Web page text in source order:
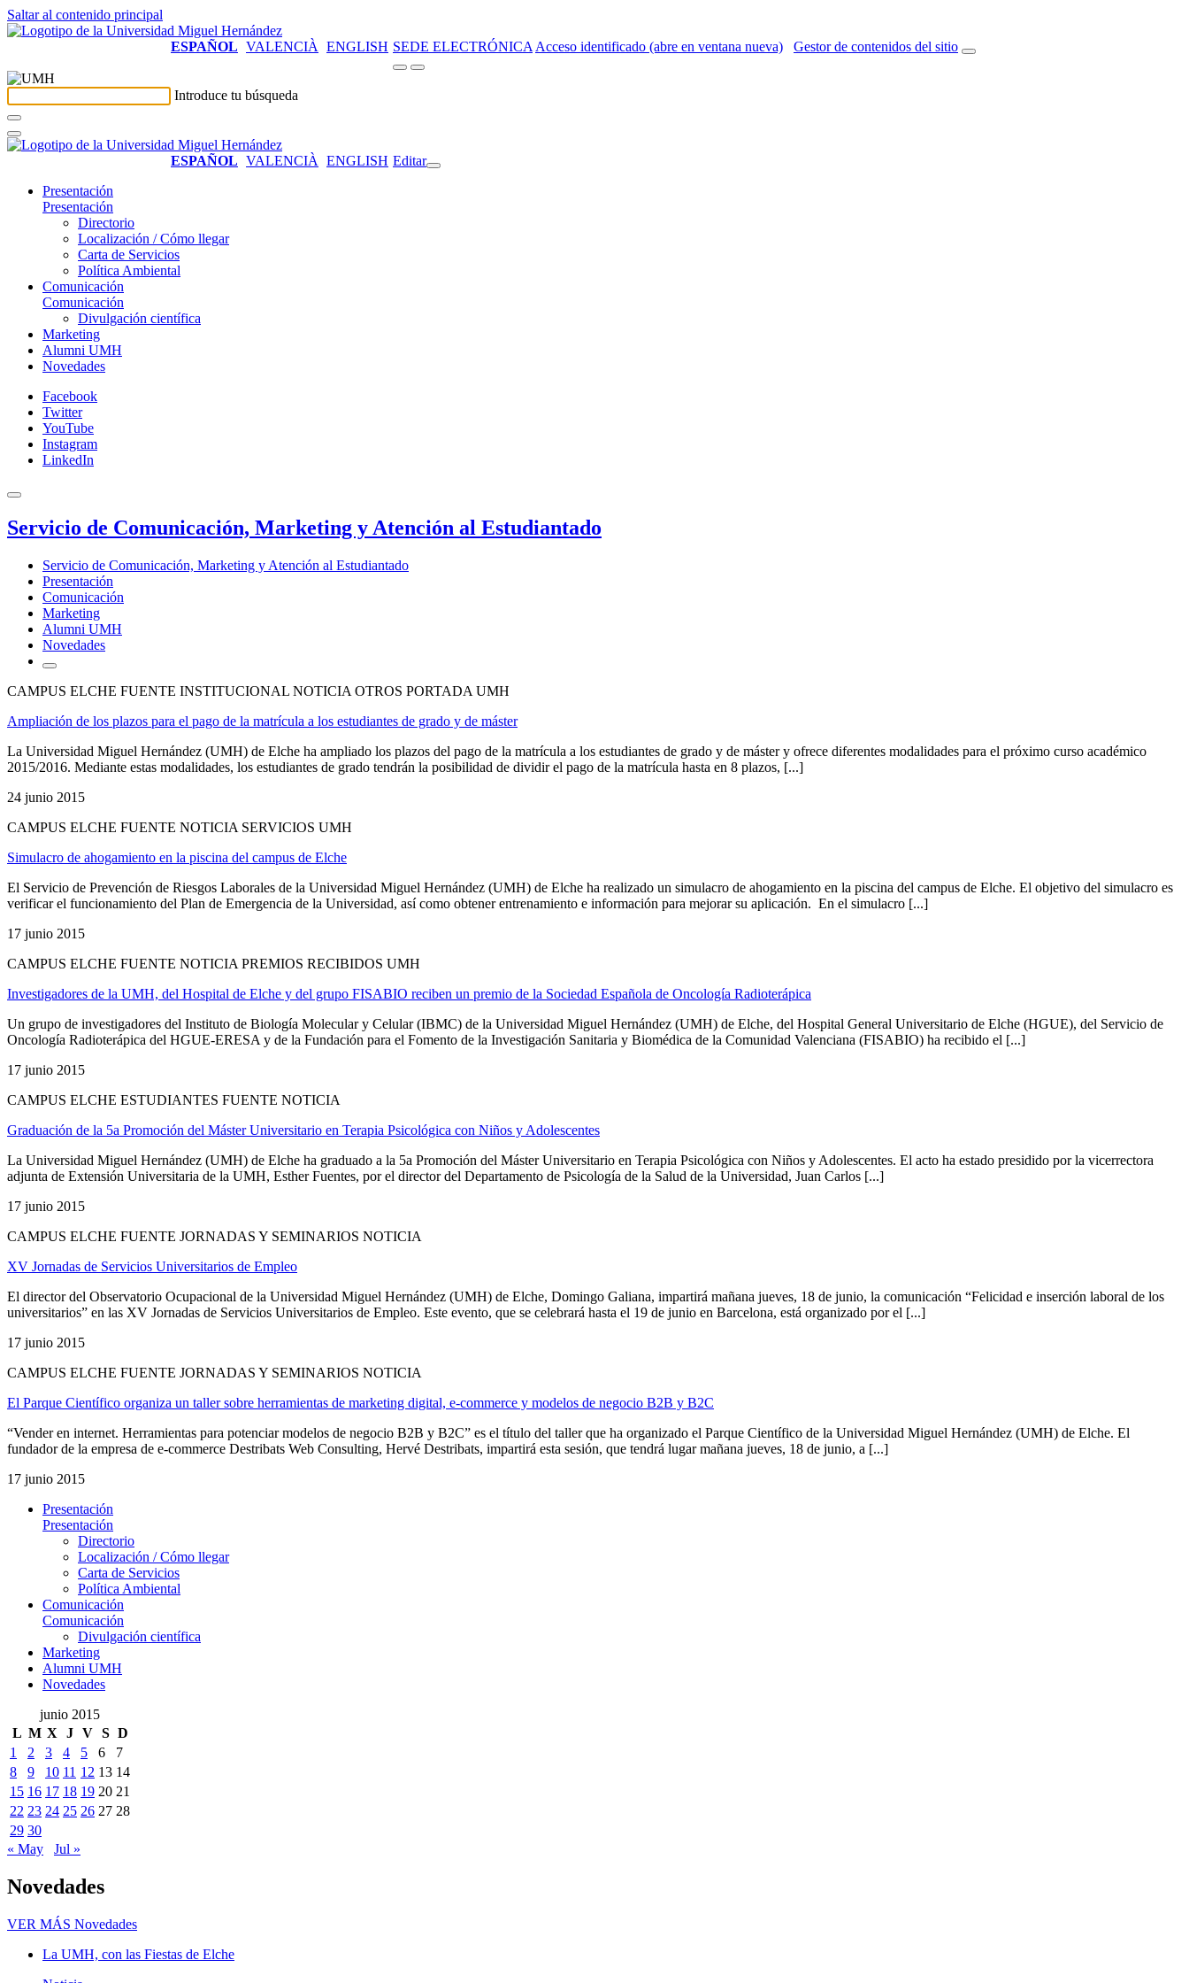
Saltar al contenido principal
ESPAÑOL VALENCIÀ ENGLISH SEDE ELECTRÓNICA Acceso identificado (abre en ventana nueva) Gestor de contenidos del sitio
Introduce tu búsqueda
ESPAÑOL VALENCIÀ ENGLISH Editar
Presentación
Presentación
Directorio
Localización / Cómo llegar
Carta de Servicios
Política Ambiental
Comunicación
Comunicación
Divulgación científica
Marketing
Alumni UMH
Novedades
Facebook
Twitter
YouTube
Instagram
LinkedIn
Servicio de Comunicación, Marketing y Atención al Estudiantado
Servicio de Comunicación, Marketing y Atención al Estudiantado
Presentación
Comunicación
Marketing
Alumni UMH
Novedades
CAMPUS ELCHE FUENTE INSTITUCIONAL NOTICIA OTROS PORTADA UMH
Ampliación de los plazos para el pago de la matrícula a los estudiantes de grado y de máster
La Universidad Miguel Hernández (UMH) de Elche ha ampliado los plazos del pago de la matrícula a los estudiantes de grado y de máster y ofrece diferentes modalidades para el próximo curso académico
2015/2016. Mediante estas modalidades, los estudiantes de grado tendrán la posibilidad de dividir el pago de la matrícula hasta en 8 plazos, [...]
24 junio 2015
CAMPUS ELCHE FUENTE NOTICIA SERVICIOS UMH
Simulacro de ahogamiento en la piscina del campus de Elche
El Servicio de Prevención de Riesgos Laborales de la Universidad Miguel Hernández (UMH) de Elche ha realizado un simulacro de ahogamiento en la piscina del campus de Elche. El objetivo del simulacro es
verificar el funcionamiento del Plan de Emergencia de la Universidad, así como obtener entrenamiento e información para mejorar su aplicación. En el simulacro [...]
17 junio 2015
CAMPUS ELCHE FUENTE NOTICIA PREMIOS RECIBIDOS UMH
Investigadores de la UMH, del Hospital de Elche y del grupo FISABIO reciben un premio de la Sociedad Española de Oncología Radioterápica
Un grupo de investigadores del Instituto de Biología Molecular y Celular (IBMC) de la Universidad Miguel Hernández (UMH) de Elche, del Hospital General Universitario de Elche (HGUE), del Servicio de
Oncología Radioterápica del HGUE-ERESA y de la Fundación para el Fomento de la Investigación Sanitaria y Biomédica de la Comunidad Valenciana (FISABIO) ha recibido el [...]
17 junio 2015
CAMPUS ELCHE ESTUDIANTES FUENTE NOTICIA
Graduación de la 5a Promoción del Máster Universitario en Terapia Psicológica con Niños y Adolescentes
La Universidad Miguel Hernández (UMH) de Elche ha graduado a la 5a Promoción del Máster Universitario en Terapia Psicológica con Niños y Adolescentes. El acto ha estado presidido por la vicerrectora
adjunta de Extensión Universitaria de la UMH, Esther Fuentes, por el director del Departamento de Psicología de la Salud de la Universidad, Juan Carlos [...]
17 junio 2015
CAMPUS ELCHE FUENTE JORNADAS Y SEMINARIOS NOTICIA
XV Jornadas de Servicios Universitarios de Empleo
El director del Observatorio Ocupacional de la Universidad Miguel Hernández (UMH) de Elche, Domingo Galiana, impartirá mañana jueves, 18 de junio, la comunicación “Felicidad e inserción laboral de los
universitarios” en las XV Jornadas de Servicios Universitarios de Empleo. Este evento, que se celebrará hasta el 19 de junio en Barcelona, está organizado por el [...]
17 junio 2015
CAMPUS ELCHE FUENTE JORNADAS Y SEMINARIOS NOTICIA
El Parque Científico organiza un taller sobre herramientas de marketing digital, e-commerce y modelos de negocio B2B y B2C
“Vender en internet. Herramientas para potenciar modelos de negocio B2B y B2C” es el título del taller que ha organizado el Parque Científico de la Universidad Miguel Hernández (UMH) de Elche. El
fundador de la empresa de e-commerce Destribats Web Consulting, Hervé Destribats, impartirá esta sesión, que tendrá lugar mañana jueves, 18 de junio, a [...]
17 junio 2015
Presentación
Presentación
Directorio
Localización / Cómo llegar
Carta de Servicios
Política Ambiental
Comunicación
Comunicación
Divulgación científica
Marketing
Alumni UMH
Novedades
junio 2015
L M X J V S D
1
2 3 4 5 6
7
8
9 10 11 12 13 14
15 16 17 18 19 20 21
22 23 24 25 26 27 28
29 30
« May
Jul »
Novedades
VER MÁS Novedades
La UMH, con las Fiestas de Elche